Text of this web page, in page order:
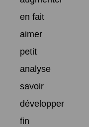
en fait
aimer
petit
analyse
savoir
développer
fin